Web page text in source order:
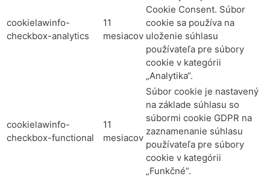
cookielawinfo-
checkbox-analytics
11
mesiacov
Cookie Consent. Súbor
cookie sa používa na
uloženie súhlasu
používateľa pre súbory
cookie v kategórii
„Analytika“.
cookielawinfo-
checkbox-functional
11
mesiacov
Súbor cookie je nastavený
na základe súhlasu so
súbormi cookie GDPR na
zaznamenanie súhlasu
používateľa pre súbory
cookie v kategórii
„Funkčné“.